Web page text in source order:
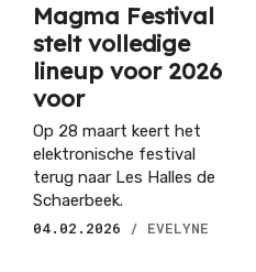
Magma Festival
stelt volledige
lineup voor 2026
voor
Op 28 maart keert het
elektronische festival
terug naar Les Halles de
Schaerbeek.
04.02.2026
/ EVELYNE